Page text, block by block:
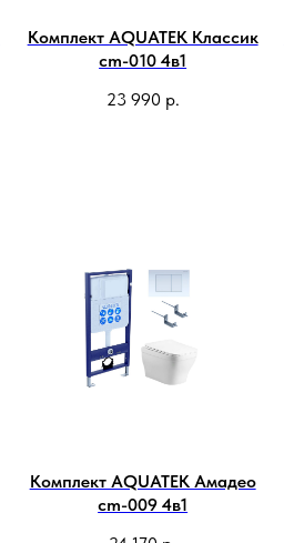
Комплект AQUATEK Классик
cm-010 4в1
23 990 р.
Комплект AQUATEK Амадео
cm-009 4в1